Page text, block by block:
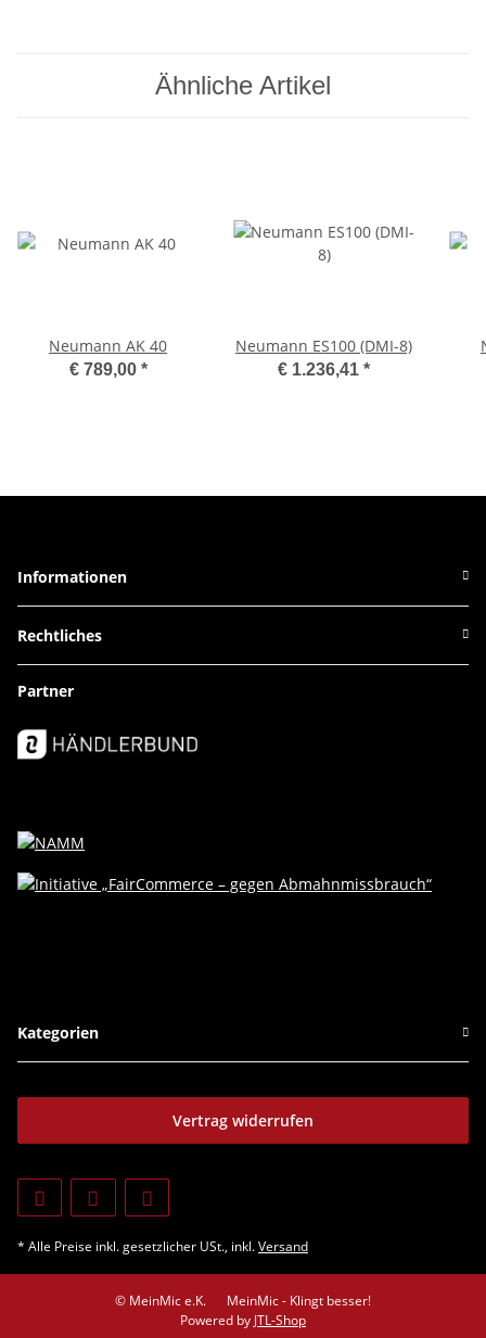
Ähnliche Artikel
Neumann AK 40
€ 789,00 *
Neumann ES100 (DMI-8)
€ 1.236,41 *
Informationen
Rechtliches
Partner
Kategorien
Vertrag widerrufen
* Alle Preise inkl. gesetzlicher USt., inkl.Versand
© MeinMic e.K.
MeinMic - Klingt besser!
Powered by JTL-Shop